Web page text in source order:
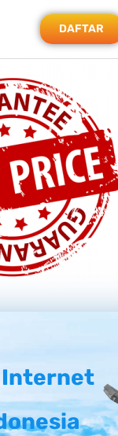
DAFTAR
Internet